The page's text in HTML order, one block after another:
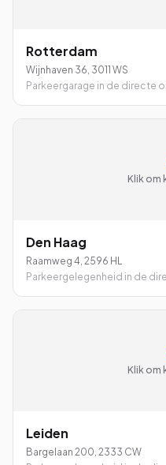
Rotterdam
Wijnhaven 36, 3011 WS
Parkeergarage in de directe
Klik om
Den Haag
Raamweg 4, 2596 HL
Parkeergelegenheid in de
Klik om
Leiden
Bargelaan 200, 2333 CW